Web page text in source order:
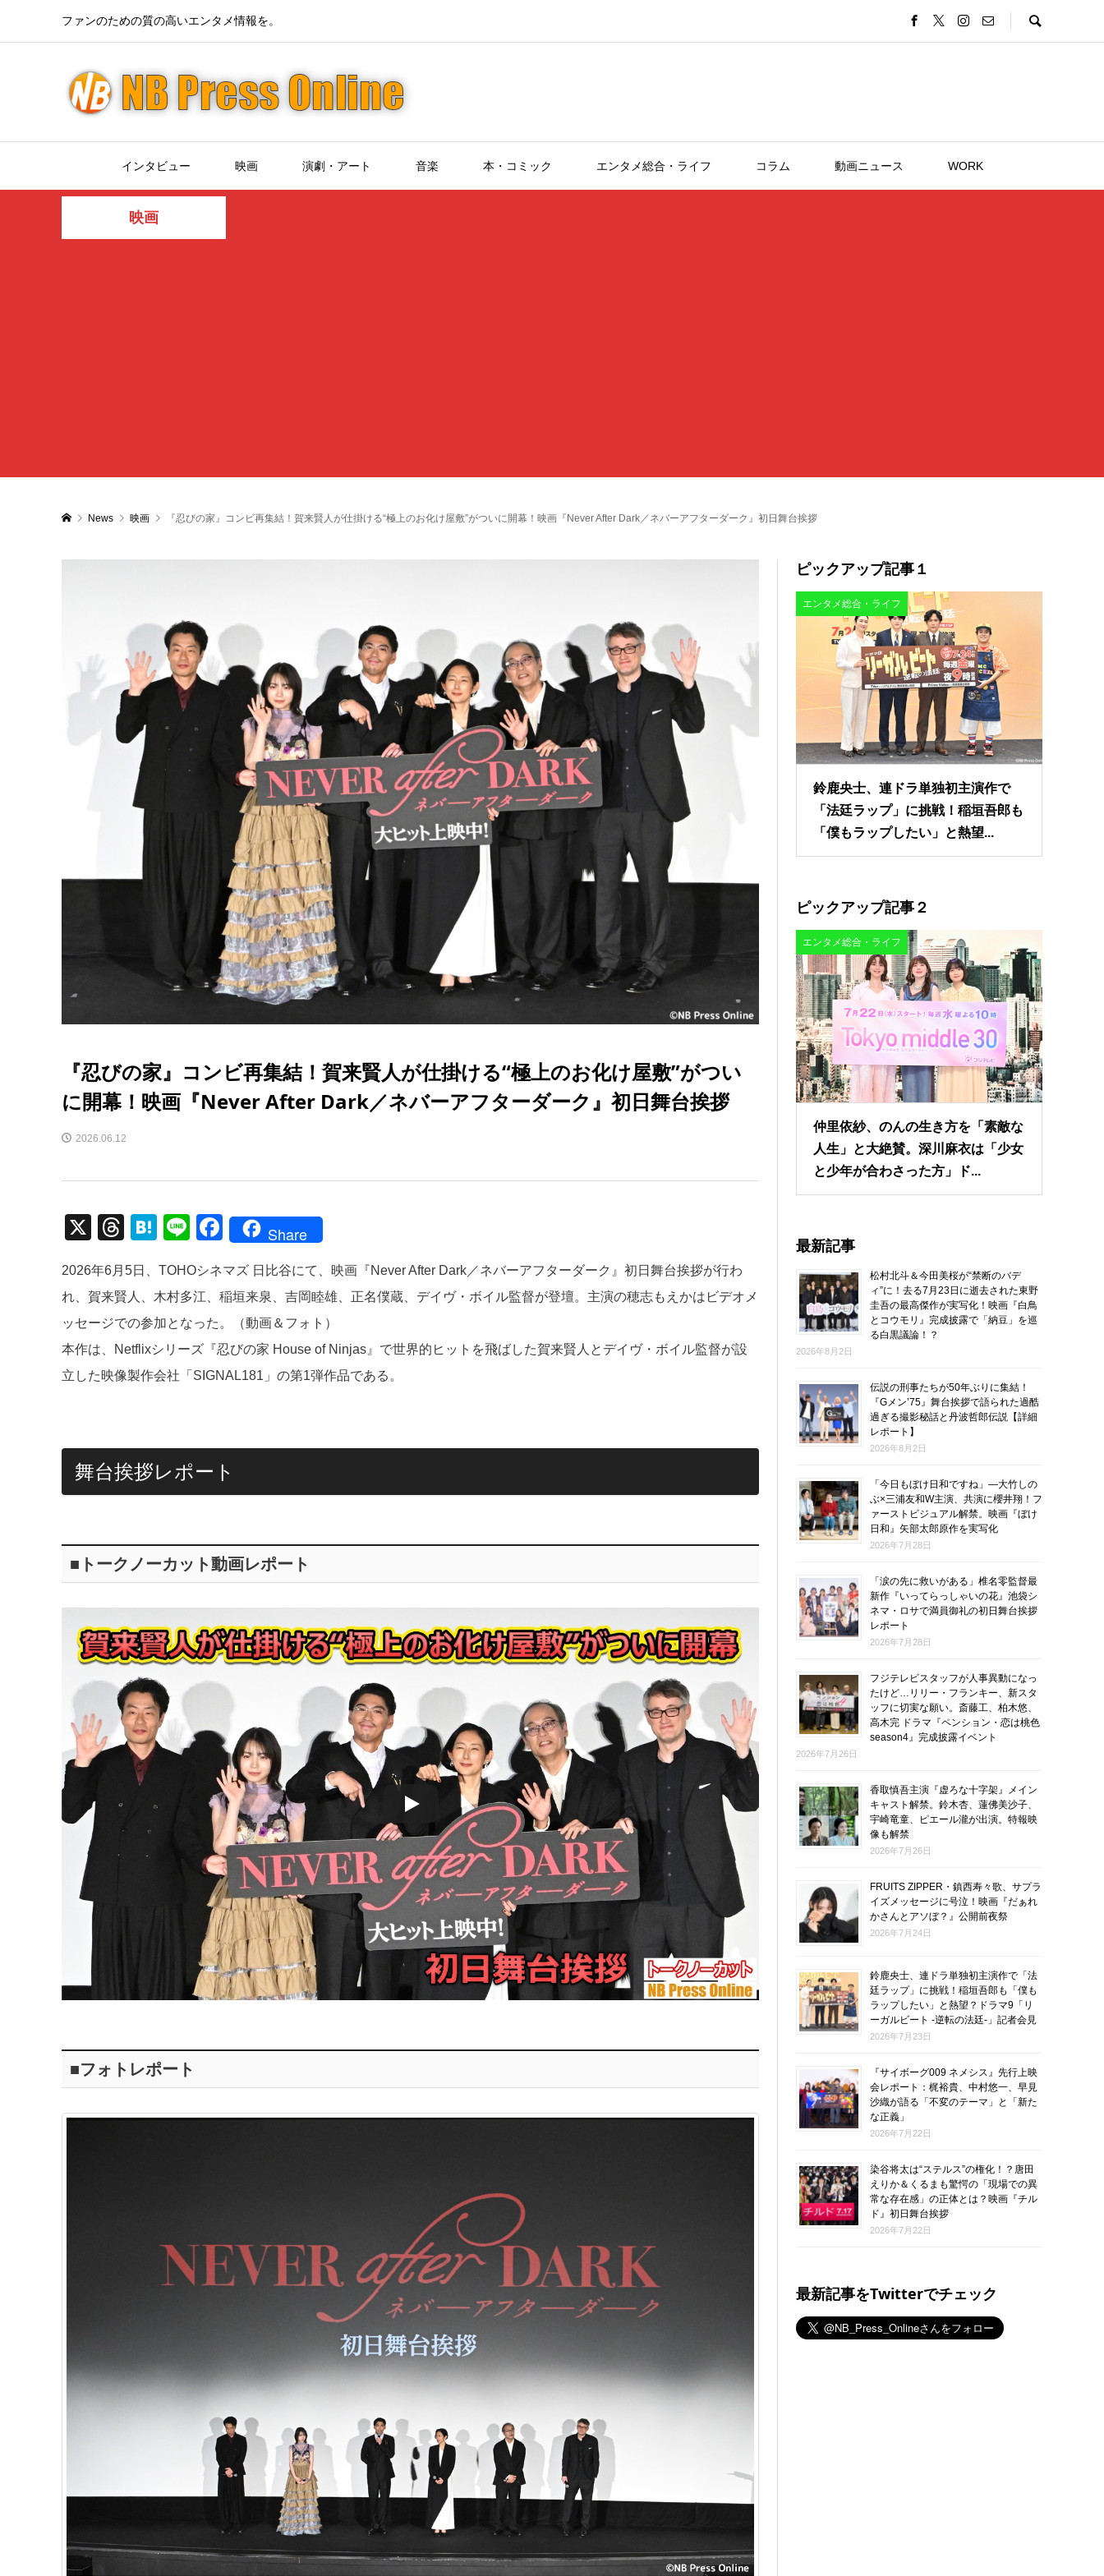
ファンのための質の高いエンタメ情報を。
インタビュー 映画 演劇・アート 音楽 本・コミック エンタメ総合・ライフ コラム 動画ニュース WORK
映画
News 映画 『忍びの家』コンビ再集結！賀来賢人が仕掛ける“極上のお化け屋敷”がついに開幕！映画『Never After Dark／ネバーアフターダーク』初日舞台挨拶
『忍びの家』コンビ再集結！賀来賢人が仕掛ける“極上のお化け屋敷”がつい
に開幕！映画『Never After Dark／ネバーアフターダーク』初日舞台挨拶
2026.06.12
X
T
e
a
d
s
H
e
n
a
Li
e
F
c
e
b
o
o
Share
2026年6月5日、TOHOシネマズ 日比谷にて、映画『Never After Dark／ネバーアフターダーク』初日舞台挨拶が行わ
れ、賀来賢人、木村多江、稲垣来泉、吉岡睦雄、正名僕蔵、デイヴ・ボイル監督が登壇。主演の穂志もえかはビデオメ
ッセージでの参加となった。（動画＆フォト）
本作は、Netflixシリーズ『忍びの家 House of Ninjas』で世界的ヒットを飛ばした賀来賢人とデイヴ・ボイル監督が設
立した映像製作会社「SIGNAL181」の第1弾作品である。
舞台挨拶レポート
■トークノーカット動画レポート
■フォトレポート
ピックアップ記事１
エンタメ総合・ライフ
鈴鹿央士、連ドラ単独初主演作で
「法廷ラップ」に挑戦！稲垣吾郎も
「僕もラップしたい」と熱望...
ピックアップ記事２
エンタメ総合・ライフ
仲里依紗、のんの生き方を「素敵な
人生」と大絶賛。深川麻衣は「少女
と少年が合わさった方」ド...
最新記事
松村北斗＆今田美桜が“禁断のバデ
ィ”に！去る7月23日に逝去された東野
圭吾の最高傑作が実写化！映画『白鳥
とコウモリ』完成披露で「納豆」を巡
る白黒議論！？
2026年8月2日
伝説の刑事たちが50年ぶりに集結！
『Gメン’75』舞台挨拶で語られた過酷
過ぎる撮影秘話と丹波哲郎伝説【詳細
レポート】
2026年8月2日
「今日もぼけ日和ですね」―大竹しの
ぶ×三浦友和W主演、共演に櫻井翔！フ
ァーストビジュアル解禁。映画『ぼけ
日和』矢部太郎原作を実写化
2026年7月28日
「涙の先に救いがある」椎名零監督最
新作『いってらっしゃいの花』池袋シ
ネマ・ロサで満員御礼の初日舞台挨拶
レポート
2026年7月28日
フジテレビスタッフが人事異動になっ
たけど…リリー・フランキー、新スタ
ッフに切実な願い。斎藤工、柏木悠、
高木完 ドラマ『ペンション・恋は桃色
season4』完成披露イベント
2026年7月26日
香取慎吾主演『虚ろな十字架』メイン
キャスト解禁。鈴木杏、蓮佛美沙子、
宇崎竜童、ピエール瀧が出演。特報映
像も解禁
2026年7月26日
FRUITS ZIPPER・鎮西寿々歌、サプラ
イズメッセージに号泣！映画『だぁれ
かさんとアソぼ？』公開前夜祭
2026年7月24日
鈴鹿央士、連ドラ単独初主演作で「法
廷ラップ」に挑戦！稲垣吾郎も「僕も
ラップしたい」と熱望？ドラマ9「リ
ーガルビート -逆転の法廷-」記者会見
2026年7月23日
『サイボーグ009 ネメシス』先行上映
会レポート：梶裕貴、中村悠一、早見
沙織が語る「不変のテーマ」と「新た
な正義」
2026年7月22日
染谷将太は“ステルス”の権化！？唐田
えりか＆くるまも驚愕の「現場での異
常な存在感」の正体とは？映画『チル
ド』初日舞台挨拶
2026年7月22日
最新記事をTwitterでチェック